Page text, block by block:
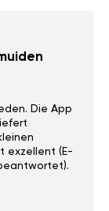
Die App
exzellent (E-